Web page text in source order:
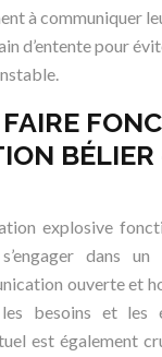
à communiquer
d’entente pour
BÉLIER
explosive
dans un
ouverte et
besoins et les
est également